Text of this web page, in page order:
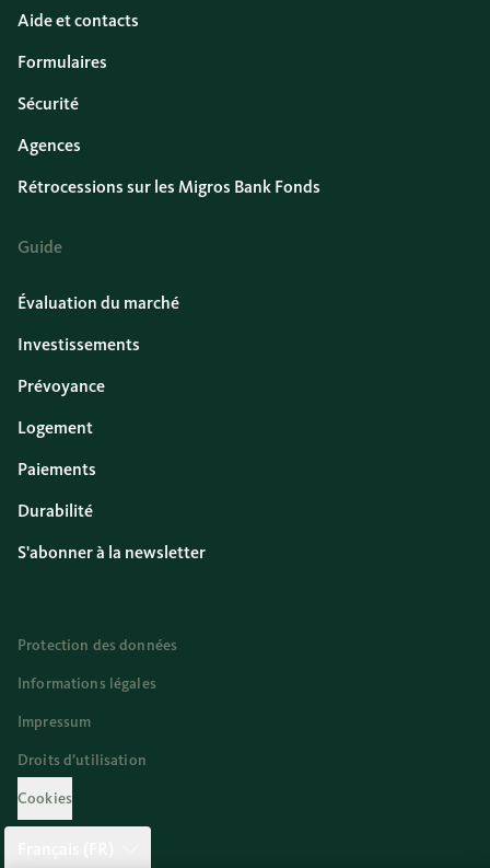
Aide et contacts
Formulaires
Sécurité
Agences
Rétrocessions sur les Migros Bank Fonds
Guide
Évaluation du marché
Investissements
Prévoyance
Logement
Paiements
Durabilité
S'abonner à la newsletter
Protection des données
Informations légales
Impressum
Droits d’utilisation
Cookies